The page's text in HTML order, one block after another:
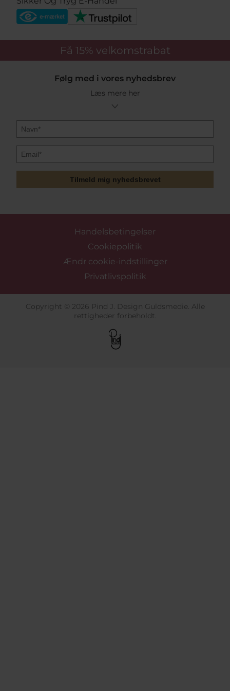
Få 15% velkomstrabat
Følg med i vores nyhedsbrev
Læs mere her
Tilmeld mig nyhedsbrevet
Handelsbetingelser
Cookiepolitik
Ændr cookie-indstillinger
Privatlivspolitik
Copyright © 2026 Pind J. Design Guldsmedie. Alle
rettigheder forbeholdt.